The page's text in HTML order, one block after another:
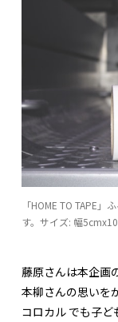
「HOME TO TAPE
す。サイズ: 幅
藤原さんは本企画
本柳さんの思いを
コロカル でも子ど